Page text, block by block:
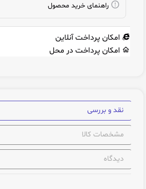
راهنمای خرید محصول
امکان پرداخت آنلاین
امکان پرداخت در محل
نقد و بررسی
مشخصات کالا
دیدگاه